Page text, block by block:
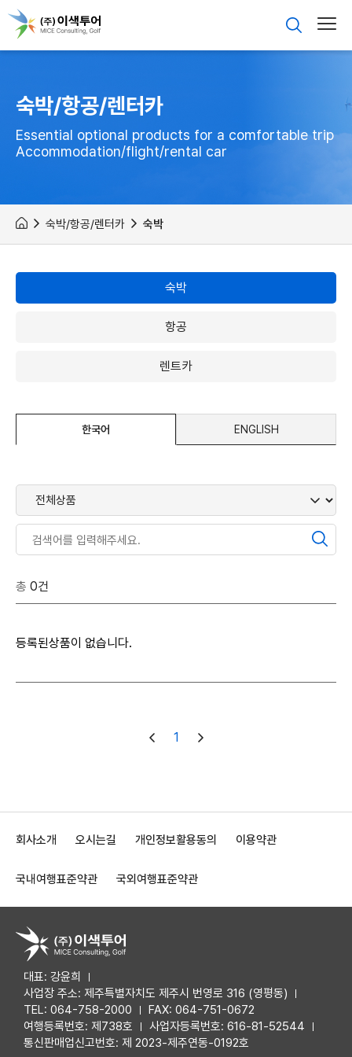
숙박/항공/렌터카
Essential optional products for a comfortable trip
Accommodation/flight/rental car
숙박/항공/렌터카 숙박
숙박
항공
렌트카
한국어 ENGLISH
총 0건
등록된상품이 없습니다.
1
회사소개 오시는길 개인정보활용동의 이용약관
국내여행표준약관 국외여행표준약관
대표: 강윤희
사업장 주소: 제주특별자치도 제주시 번영로 316 (영평동)
TEL: 064-758-2000
FAX: 064-751-0672
여행등록번호: 제738호
사업자등록번호: 616-81-52544
통신판매업신고번호: 제 2023-제주연동-0192호